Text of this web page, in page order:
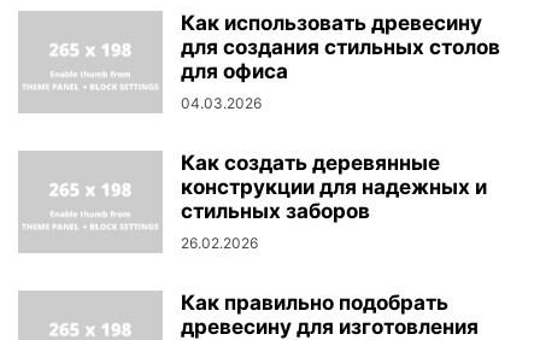
Как использовать древесину
для создания стильных столов
для офиса
04.03.2026
Как создать деревянные
конструкции для надежных и
стильных заборов
26.02.2026
Как правильно подобрать
древесину для изготовления